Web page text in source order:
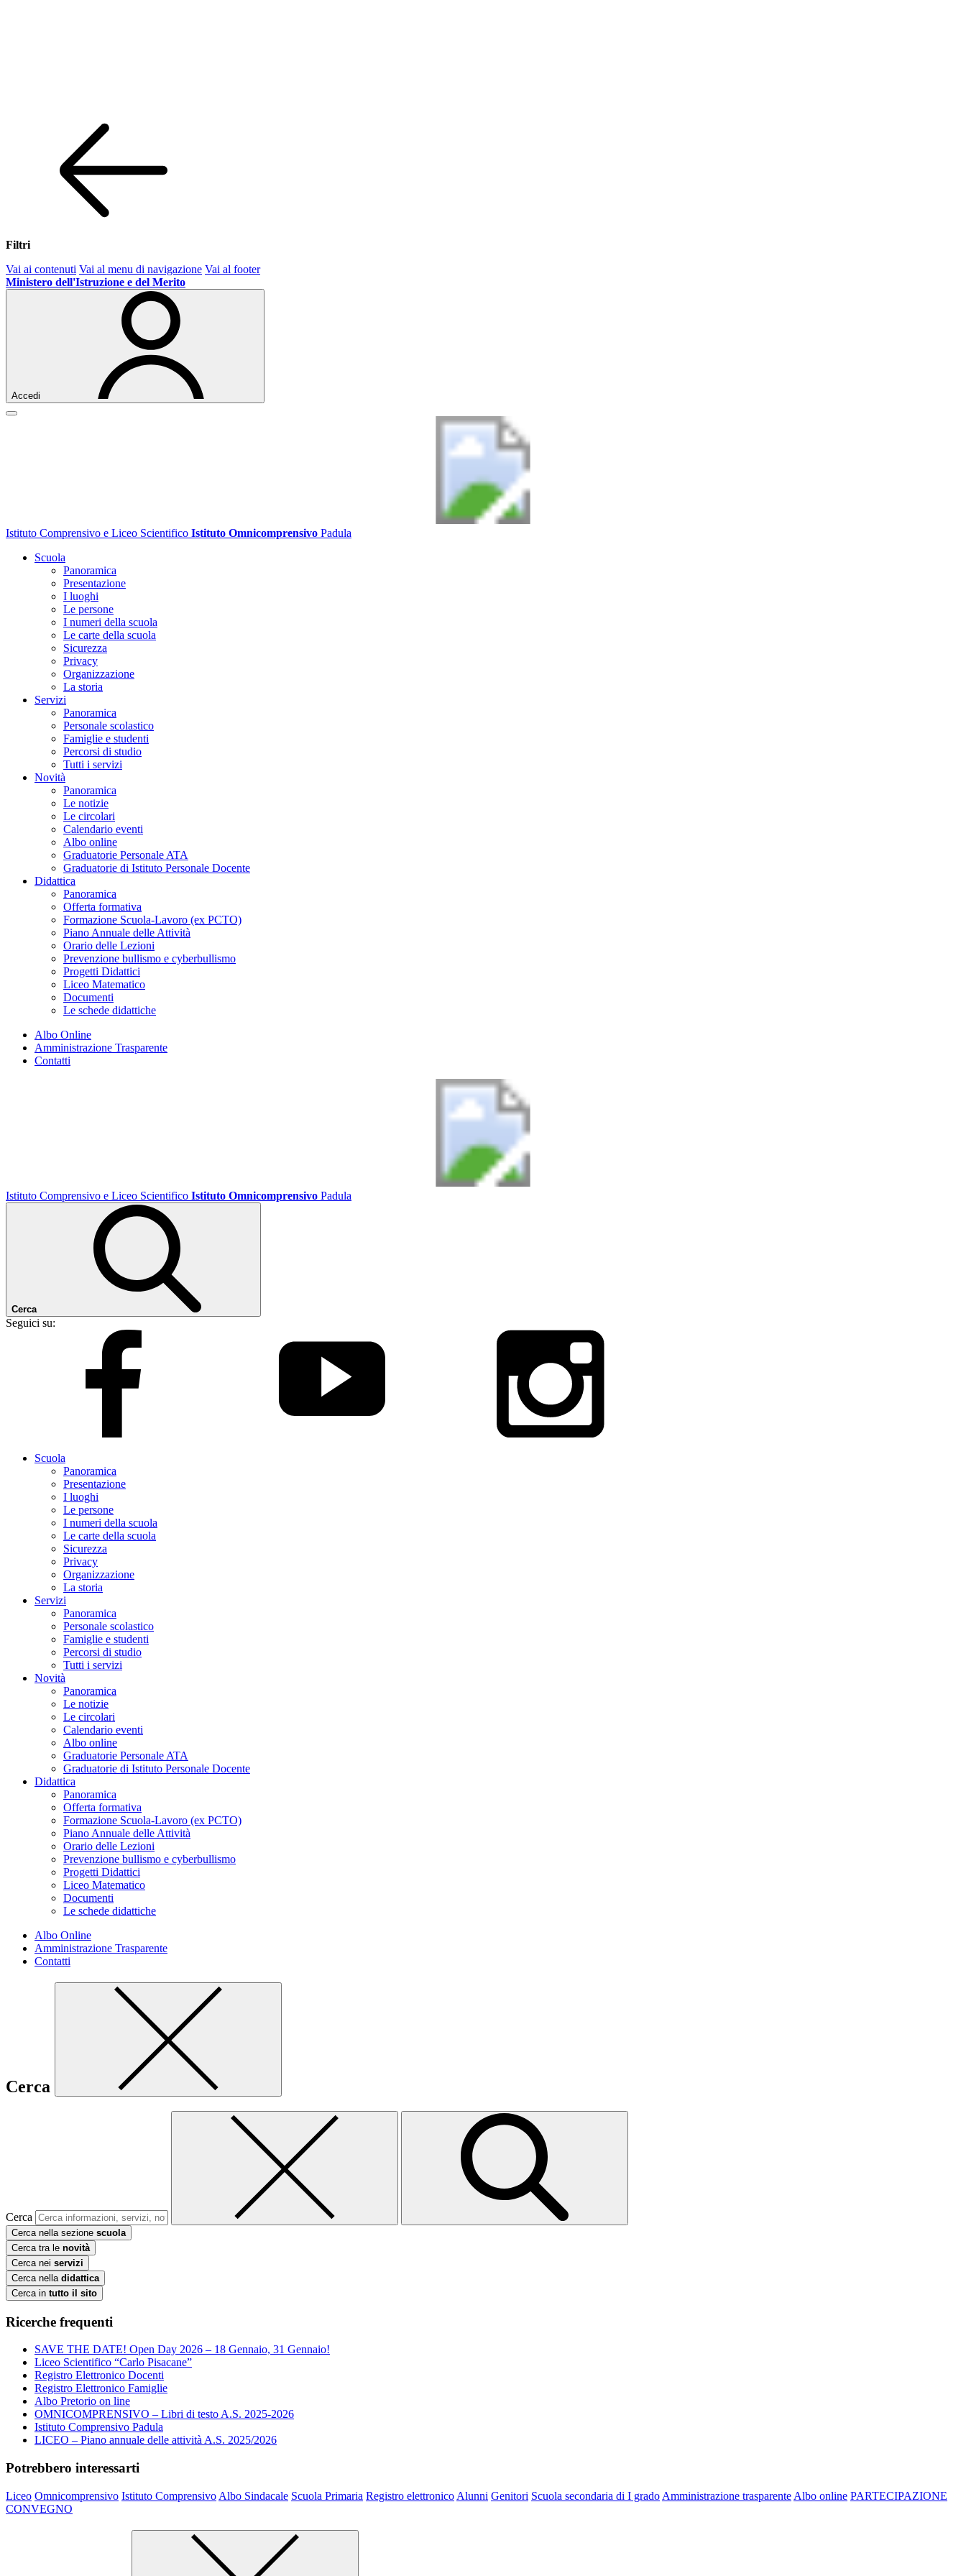
Filtri
Vai ai contenuti Vai al menu di navigazione Vai al footer
Ministero dell'Istruzione e del Merito
Accedi
Istituto Comprensivo e Liceo Scientifico Istituto Omnicomprensivo Padula
Scuola
Panoramica
Presentazione
I luoghi
Le persone
I numeri della scuola
Le carte della scuola
Sicurezza
Privacy
Organizzazione
La storia
Servizi
Panoramica
Personale scolastico
Famiglie e studenti
Percorsi di studio
Tutti i servizi
Novità
Panoramica
Le notizie
Le circolari
Calendario eventi
Albo online
Graduatorie Personale ATA
Graduatorie di Istituto Personale Docente
Didattica
Panoramica
Offerta formativa
Formazione Scuola-Lavoro (ex PCTO)
Piano Annuale delle Attività
Orario delle Lezioni
Prevenzione bullismo e cyberbullismo
Progetti Didattici
Liceo Matematico
Documenti
Le schede didattiche
Albo Online
Amministrazione Trasparente
Contatti
Istituto Comprensivo e Liceo Scientifico Istituto Omnicomprensivo Padula
Cerca
Seguici su:
Scuola
Panoramica
Presentazione
I luoghi
Le persone
I numeri della scuola
Le carte della scuola
Sicurezza
Privacy
Organizzazione
La storia
Servizi
Panoramica
Personale scolastico
Famiglie e studenti
Percorsi di studio
Tutti i servizi
Novità
Panoramica
Le notizie
Le circolari
Calendario eventi
Albo online
Graduatorie Personale ATA
Graduatorie di Istituto Personale Docente
Didattica
Panoramica
Offerta formativa
Formazione Scuola-Lavoro (ex PCTO)
Piano Annuale delle Attività
Orario delle Lezioni
Prevenzione bullismo e cyberbullismo
Progetti Didattici
Liceo Matematico
Documenti
Le schede didattiche
Albo Online
Amministrazione Trasparente
Contatti
Cerca
Cerca
Cerca nella sezione scuola
Cerca tra le novità
Cerca nei servizi
Cerca nella didattica
Cerca in tutto il sito
Ricerche frequenti
SAVE THE DATE! Open Day 2026 – 18 Gennaio, 31 Gennaio!
Liceo Scientifico “Carlo Pisacane”
Registro Elettronico Docenti
Registro Elettronico Famiglie
Albo Pretorio on line
OMNICOMPRENSIVO – Libri di testo A.S. 2025-2026
Istituto Comprensivo Padula
LICEO – Piano annuale delle attività A.S. 2025/2026
Potrebbero interessarti
Liceo Omnicomprensivo Istituto Comprensivo Albo Sindacale Scuola Primaria Registro elettronico Alunni Genitori Scuola secondaria di I grado Amministrazione trasparente Albo online PARTECIPAZIONE
CONVEGNO